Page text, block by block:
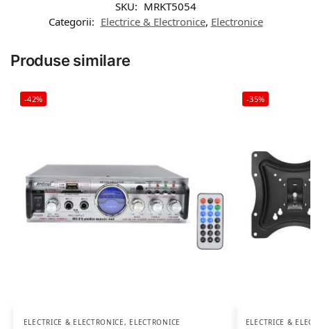
SKU: MRKT5054
Categorii: Electrice & Electronice, Electronice
Produse similare
-42%
ELECTRICE & ELECTRONICE, ELECTRONICE
-35%
ELECTRICE &